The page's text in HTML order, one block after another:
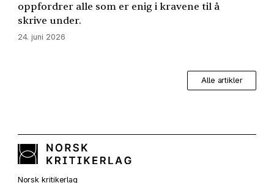
oppfordrer alle som er enig i kravene til å
skrive under.
24. juni 2026
Alle artikler
Norsk kritikerlag